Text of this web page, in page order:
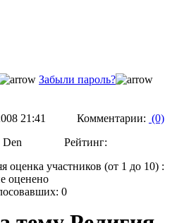
Забыли пароль?
21:41 Комментарии: (0)
Den Рейтинг:
оценка участников (от 1 до 10) :
оценено
0